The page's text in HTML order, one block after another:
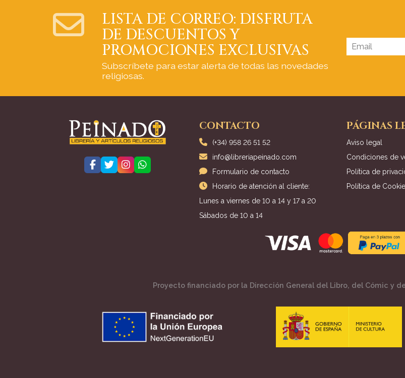
LISTA DE CORREO: DISFRUTA
DE DESCUENTOS Y
PROMOCIONES EXCLUSIVAS
Subscríbete para estar alerta de todas las novedades
religiosas.
CONTACTO
(+34) 958 26 51 52
info@libreriapeinado.com
Formulario de contacto
Horario de atención al cliente:
Lunes a viernes de 10 a 14 y 17 a 20
Sábados de 10 a 14
PÁGINAS
Aviso legal
Condiciones de
Política de
Política de
Proyecto financiado por la Dirección General del Libro, del Cómic y